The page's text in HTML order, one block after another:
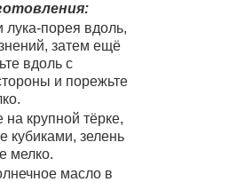
лука-порея вдоль,
затем ещё
вдоль с
и порежьте
на крупной тёрке,
кубиками, зелень
мелко.
масло в